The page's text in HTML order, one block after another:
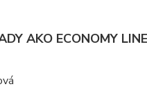
AKO ECONOMY LINE